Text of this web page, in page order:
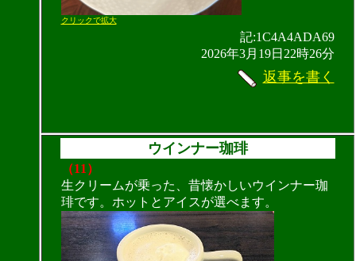
クリックで拡大
記:1C4A4ADA69
2026年3月19日22時26分
返事を書く
ウインナー珈琲
（11）
生クリームが乗った、昔懐かしいウインナー珈
琲です。ホットとアイスが選べます。